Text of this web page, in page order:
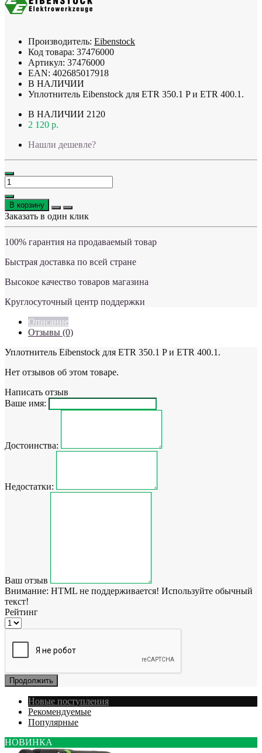
Производитель: Eibenstock
Код товара: 37476000
Артикул: 37476000
EAN: 402685017918
В НАЛИЧИИ
Уплотнитель Eibenstock для ETR 350.1 P и ETR 400.1.
В НАЛИЧИИ 2120
2 120 р.
Нашли дешевле?
В корзину
Заказать в один клик
100% гарантия на продаваемый товар
Быстрая доставка по всей стране
Высокое качество товаров магазина
Круглосуточный центр поддержки
Описание
Отзывы (0)
Уплотнитель Eibenstock для ETR 350.1 P и ETR 400.1.
Нет отзывов об этом товаре.
Написать отзыв
Ваше имя:
Достоинства:
Недостатки:
Ваш отзыв
Внимание: HTML не поддерживается! Используйте обычный
текст!
Рейтинг
Продолжить
Новые поступления
Рекомендуемые
Популярные
НОВИНКА